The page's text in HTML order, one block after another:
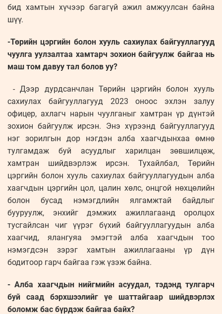
бид хамтын хүчээр багагүй ажил амжуулсан байна
шүү.
-Төрийн цэргийн болон хууль сахиулах байгууллагууд
чуулга уулзалтаа хамтарч зохион байгуулж байгаа нь
маш том давуу тал болов уу?
- Дээр дурдсанчлан Төрийн цэргийн болон хууль
сахиулах байгууллагууд 2023 оноос эхлэн залуу
офицер, ахлагч нарын чуулганыг хамтран үр дүнтэй
зохион байгуулж ирсэн. Энэ хүрээнд байгууллагууд
нэг зорилгын дор нэгдэн алба хаагчдынхаа өмнө
тулгамдаж буй асуудлыг харилцан зөвшилцөж,
хамтран шийдвэрлэж ирсэн. Тухайлбал, Төрийн
цэргийн болон хууль сахиулах байгууллагуудын алба
хаагчдын цэргийн цол, цалин хөлс, онцгой нөхцөлийн
болон бусад нэмэгдлийн ялгамжтай байдлыг
бууруулж, энхийг дэмжих ажиллагаанд оролцох
тусгайлсан чиг үүрэг бүхий байгууллагуудын алба
хаагчид, ялангуяа эмэгтэй алба хаагчдын тоо
нэмэгдсэн зэрэг хамтын ажиллагааны үр дүн
бодитоор гарч байгаа гэж үзэж байна.
- Алба хаагчдын нийгмийн асуудал, тэдэнд тулгарч
буй саад бэрхшээлийг үе шаттайгаар шийдвэрлэх
боломж бас бүрдэж байгаа байх?